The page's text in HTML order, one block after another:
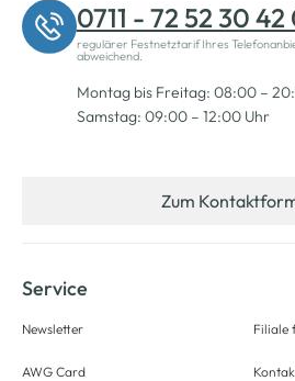
0711 - 72 52 30 42
regulärer Festnetztarif Ihres
abweichend.
Montag bis Freitag: 08:00 –
Samstag: 09:00 – 12:00 Uhr
Zum
Service
Newsletter
AWG Card
Filiale